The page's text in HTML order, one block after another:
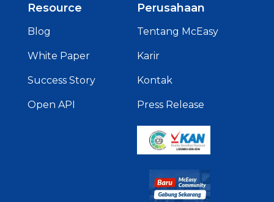
Resource
Blog
White Paper
Success Story
Open API
Perusahaan
Tentang McEasy
Karir
Kontak
Press Release